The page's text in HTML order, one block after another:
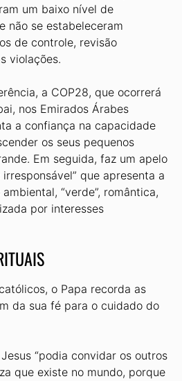
um baixo nível de
não se estabeleceram
de controle, revisão
violações.
a COP28, que ocorrerá
nos Emirados Árabes
a confiança na capacidade
os seus pequenos
Em seguida, faz um apelo
que apresenta a
“verde”, romântica,
por interesses
o Papa recorda as
da sua fé para o cuidado do
“podia convidar os outros
que existe no mundo, porque